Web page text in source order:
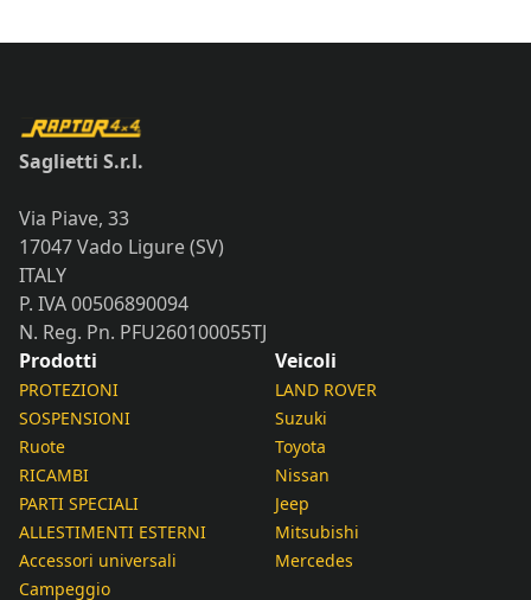
Saglietti S.r.l.
Via Piave, 33
17047 Vado Ligure (SV)
ITALY
P. IVA 00506890094
N. Reg. Pn. PFU260100055TJ
Prodotti
PROTEZIONI
SOSPENSIONI
Ruote
RICAMBI
PARTI SPECIALI
ALLESTIMENTI ESTERNI
Accessori universali
Campeggio
Veicoli
LAND ROVER
Suzuki
Toyota
Nissan
Jeep
Mitsubishi
Mercedes